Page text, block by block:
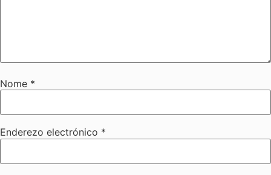
Nome *
Enderezo electrónico *